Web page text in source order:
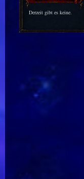
Derzeit gibt es keine.